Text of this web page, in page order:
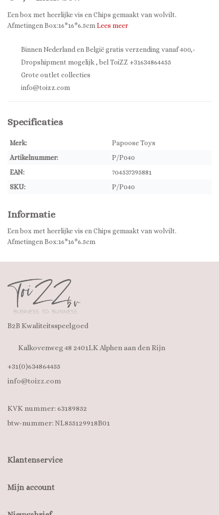
Een box met heerlijke vis en Chips gemaakt van wolvilt.
Afmetingen Box:16*16*6.5cm Lees meer
Binnen Nederland en België gratis verzending vanaf 400,-
Dropshipment mogelijk , bel ToiZZ +31634864455
Grote outlet collecties
info@toizz.com
Specificaties
Merk:
Papoose Toys
Artikelnummer:
P/P040
EAN:
704537395881
SKU:
P/P040
Informatie
Een box met heerlijke vis en Chips gemaakt van wolvilt.
Afmetingen Box:16*16*6.5cm
B2B Kwaliteitsspeelgoed
Kalkovenweg 48 2401LK Alphen aan den Rijn
+31(0)634864455
info@toizz.com
KVK nummer: 63189852
btw-nummer: NL855129918B01
Klantenservice
Mijn account